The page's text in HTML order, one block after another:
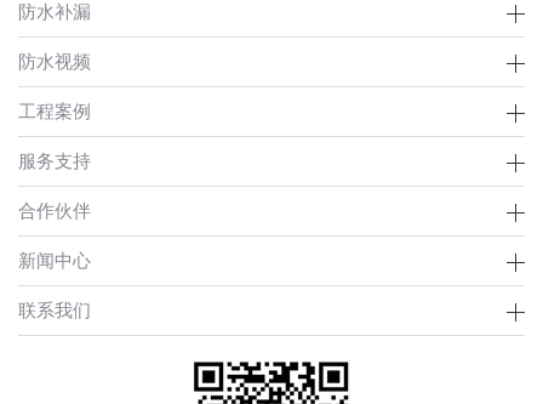
防水补漏
防水视频
工程案例
服务支持
合作伙伴
新闻中心
联系我们